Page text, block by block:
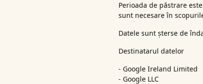
Perioada de păstrare
sunt necesare în
Datele sunt șterse de
Destinatarul datelor
- Google Ireland Limited
- Google LLC